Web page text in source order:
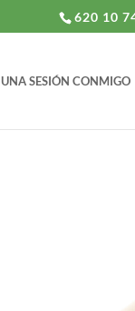
620 10
UNA SESIÓN CONMIGO